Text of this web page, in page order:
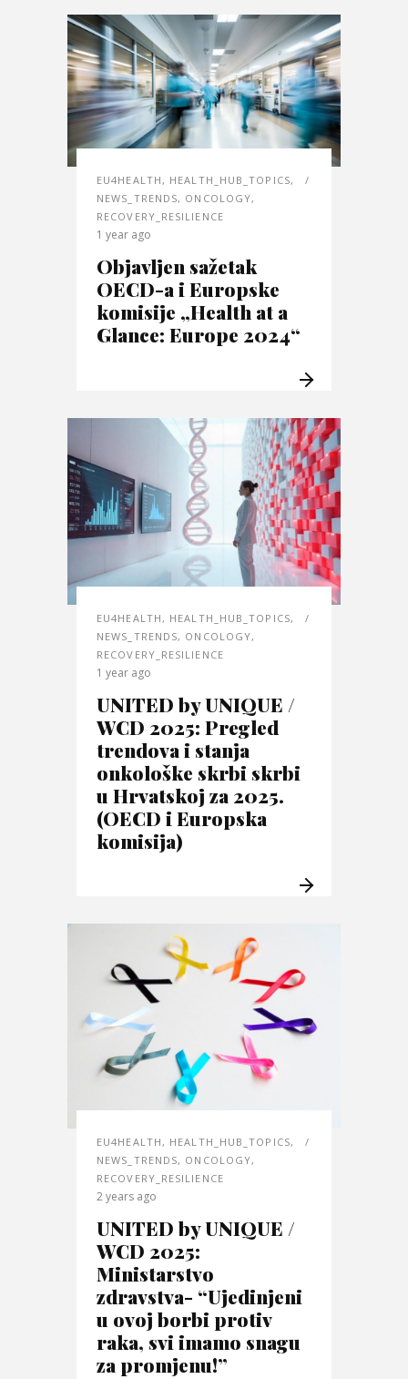
EU4HEALTH, HEALTH_HUB_TOPICS,
NEWS_TRENDS, ONCOLOGY,
RECOVERY_RESILIENCE
1 year ago
Objavljen sažetak
OECD-a i Europske
komisije „Health at a
Glance: Europe 2024“
EU4HEALTH , HEALTH_HUB_TOPICS,
NEWS_TRENDS, ONCOLOGY,
RECOVERY_RESILIENCE
1 year ago
UNITED by UNIQUE /
WCD 2025: Pregled
trendova i stanja
onkološke skrbi skrbi
u Hrvatskoj za 2025.
(OECD i Europska
komisija)
EU4HEALTH, HEALTH_HUB_TOPICS,
NEWS_TRENDS, ONCOLOGY,
RECOVERY_RESILIENCE
2 years ago
UNITED by UNIQUE /
WCD 2025:
Ministarstvo
zdravstva- “Ujedinjeni
u ovoj borbi protiv
raka, svi imamo snagu
za promjenu!”